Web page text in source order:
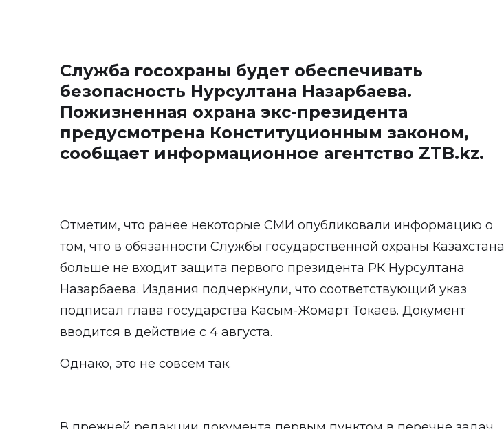
Служба госохраны будет обеспечивать
безопасность Нурсултана Назарбаева.
Пожизненная охрана экс-президента
предусмотрена Конституционным законом,
сообщает информационное агентство ZTB.kz.
Отметим, что ранее некоторые СМИ опубликовали информацию о
том, что в обязанности Службы государственной охраны Казахстана
больше не входит защита первого президента РК Нурсултана
Назарбаева. Издания подчеркнули, что соответствующий указ
подписал глава государства Касым-Жомарт Токаев. Документ
вводится в действие с 4 августа.
Однако, это не совсем так.